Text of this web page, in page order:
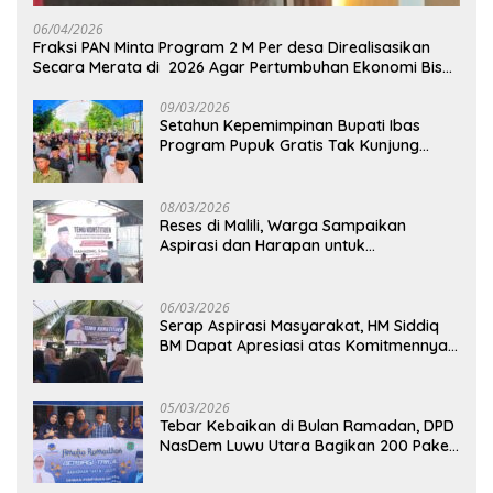
06/04/2026
Fraksi PAN Minta Program 2 M Per desa Direalisasikan
Secara Merata di 2026 Agar Pertumbuhan Ekonomi Bisa
09/03/2026
Setahun Kepemimpinan Bupati Ibas
Program Pupuk Gratis Tak Kunjung
08/03/2026
Reses di Malili, Warga Sampaikan
Aspirasi dan Harapan untuk
06/03/2026
Serap Aspirasi Masyarakat, HM Siddiq
BM Dapat Apresiasi atas Komitmennya
05/03/2026
Tebar Kebaikan di Bulan Ramadan, DPD
NasDem Luwu Utara Bagikan 200 Paket